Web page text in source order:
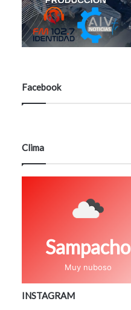
Facebook
Clima
Sampacho
Muy nuboso
INSTAGRAM